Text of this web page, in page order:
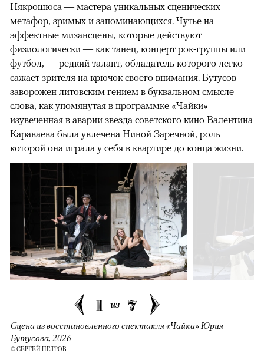
Някрошюса — мастера уникальных сценических
метафор, зримых и запоминающихся. Чутье на
эффектные мизансцены, которые действуют
физиологически — как танец, концерт рок-группы или
футбол, — редкий талант, обладатель которого легко
сажает зрителя на крючок своего внимания. Бутусов
заворожен литовским гением в буквальном смысле
слова, как упомянутая в программке «Чайки»
изувеченная в аварии звезда советского кино Валентина
Караваева была увлечена Ниной Заречной, роль
которой она играла у себя в квартире до конца жизни.
1 из 7
Сцена из восстановленного спектакля «Чайка» Юрия
Бутусова, 2026
© СЕРГЕЙ ПЕТРОВ